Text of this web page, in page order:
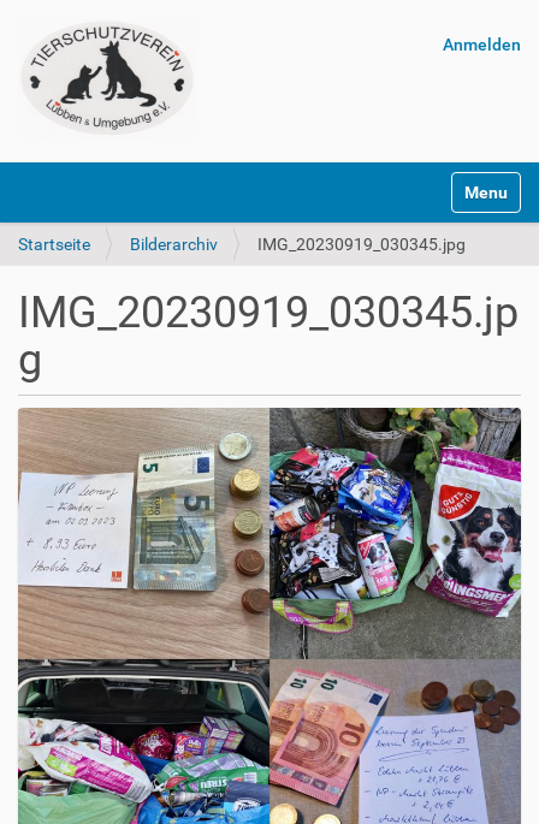
Anmelden
Startseite Bilderarchiv IMG_20230919_030345.jpg
IMG_20230919_030345.jp
g